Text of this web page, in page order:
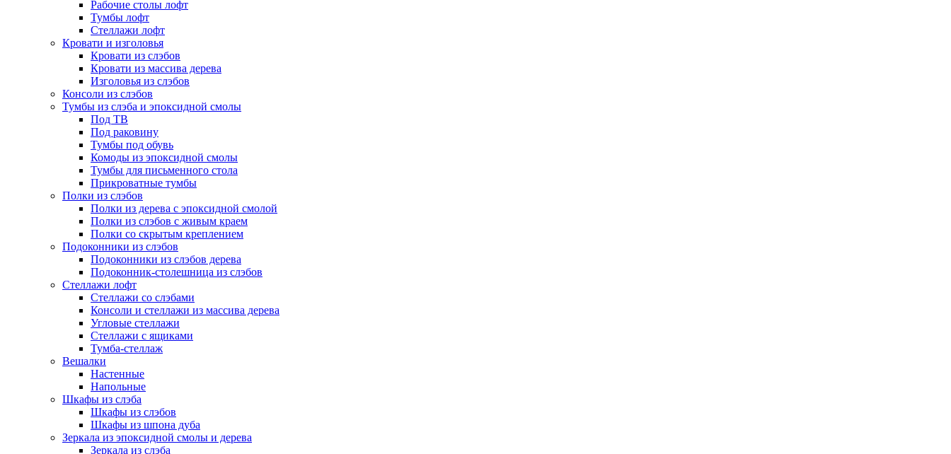
Рабочие столы лофт
Тумбы лофт
Стеллажи лофт
Кровати и изголовья
Кровати из слэбов
Кровати из массива дерева
Изголовья из слэбов
Консоли из слэбов
Тумбы из слэба и эпоксидной смолы
Под ТВ
Под раковину
Тумбы под обувь
Комоды из эпоксидной смолы
Тумбы для письменного стола
Прикроватные тумбы
Полки из слэбов
Полки из дерева с эпоксидной смолой
Полки из слэбов с живым краем
Полки со скрытым креплением
Подоконники из слэбов
Подоконники из слэбов дерева
Подоконник-столешница из слэбов
Стеллажи лофт
Стеллажи со слэбами
Консоли и стеллажи из массива дерева
Угловые стеллажи
Стеллажи с ящиками
Тумба-стеллаж
Вешалки
Настенные
Напольные
Шкафы из слэба
Шкафы из слэбов
Шкафы из шпона дуба
Зеркала из эпоксидной смолы и дерева
Зеркала из слэба